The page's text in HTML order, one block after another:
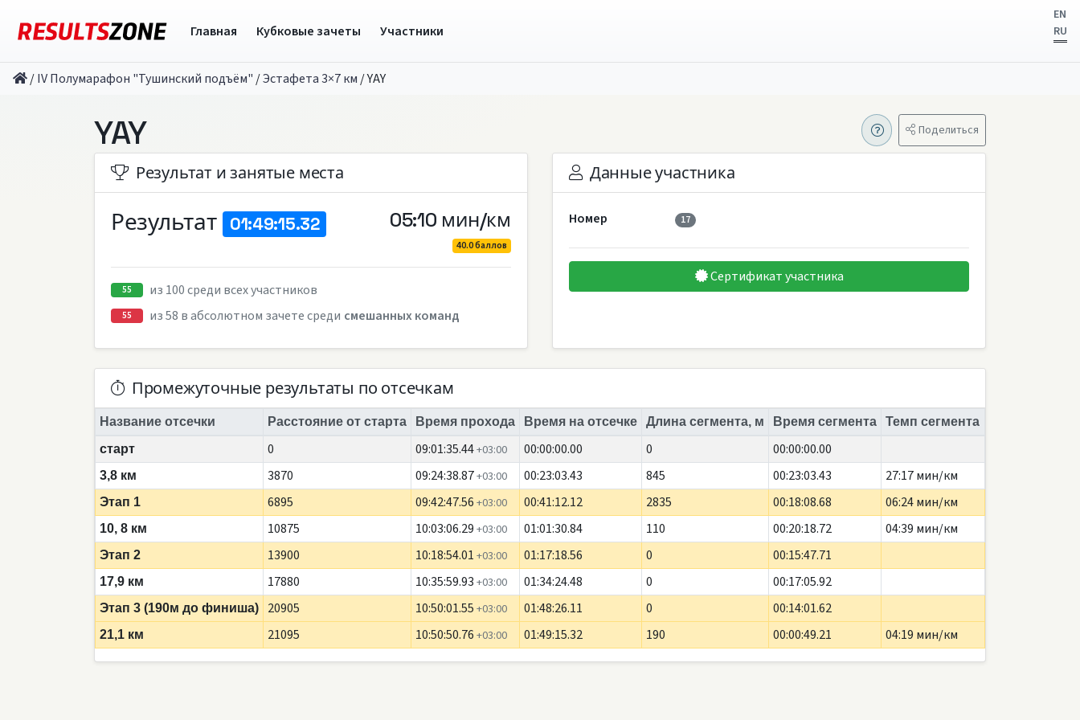
Главная Кубковые зачеты Участники
EN
RU
/IV Полумарафон "Тушинский подъём" /Эстафета 3×7 км /YAY
YAY Поделиться
Результат и занятые места
Результат 01:49:15.32 05:10 мин/км
40.0 баллов
55 из 100 среди всех участников
55 из 58 в абсолютном зачете среди смешанных команд
Данные участника
Номер 17
Сертификат участника
Промежуточные результаты по отсечкам
Название отсечки Расстояние от старта Время прохода Время на отсечке Длина сегмента, м Время сегмента
Темп сегмента
старт
0 09:01:35.44+03:00 00:00:00.00 0 00:00:00.00
3,8 км 3870 09:24:38.87+03:00 00:23:03.43 845 00:23:03.43 27:17 мин/км
Этап 1 6895 09:42:47.56 +03:00 00:41:12.12 2835 00:18:08.68 06:24 мин/км
10, 8 км 10875 10:03:06.29 +03:00 01:01:30.84 110 00:20:18.72 04:39 мин/км
Этап 2 13900 10:18:54.01 +03:00 01:17:18.56 0 00:15:47.71
17,9 км 17880 10:35:59.93 +03:00 01:34:24.48 0 00:17:05.92
Этап 3 (190м до финиша) 20905 10:50:01.55 +03:00 01:48:26.11 0 00:14:01.62
21,1 км 21095 10:50:50.76 +03:00 01:49:15.32 190 00:00:49.21 04:19 мин/км